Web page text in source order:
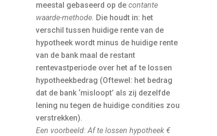
meestal gebaseerd op de contante
waarde-methode. Die houdt in: het
verschil tussen huidige rente van de
hypotheek wordt minus de huidige rente
van de bank maal de restant
rentevastperiode over het af te lossen
hypotheekbedrag (Oftewel: het bedrag
dat de bank ‘misloopt’ als zij dezelfde
lening nu tegen de huidige condities zou
verstrekken).
Een voorbeeld: Af te lossen hypotheek €